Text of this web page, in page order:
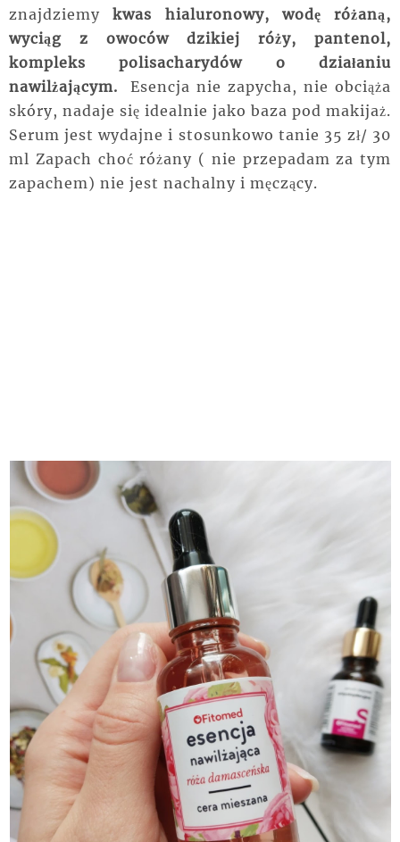
znajdziemykwas hialuronowy, wodę różaną,
wyciąg z owoców dzikiej róży, pantenol,
kompleks polisacharydów o działaniu
nawilżającym. Esencja nie zapycha, nie obciąża
skóry, nadaje się idealnie jako baza pod makijaż.
Serum jest wydajne i stosunkowo tanie 35 zł/ 30
ml Zapach choć różany ( nie przepadam za tym
zapachem) nie jest nachalny i męczący.